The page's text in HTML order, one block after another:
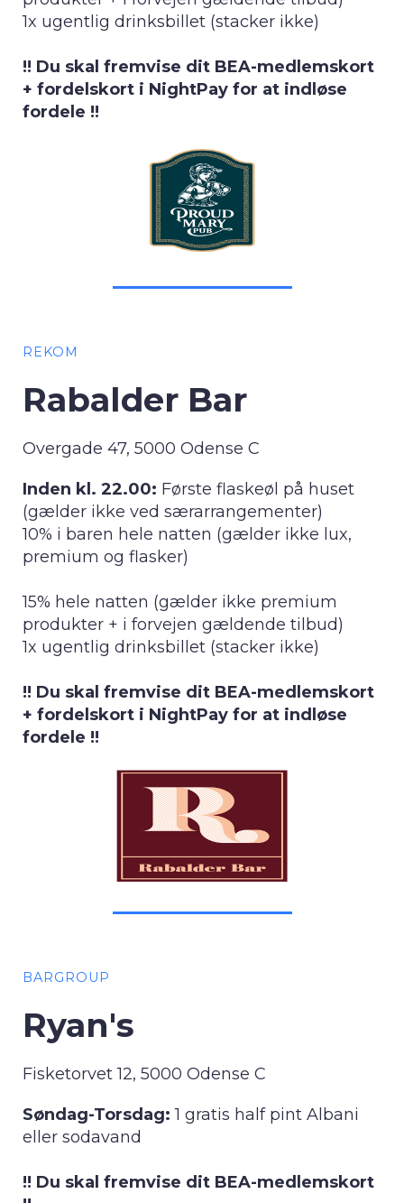
1x ugentlig drinksbillet (stacker ikke)
!! Du skal fremvise dit BEA-medlemskort
+ fordelskort i NightPay for at indløse
fordele !!
REKOM
Rabalder Bar
Overgade 47, 5000 Odense C
Inden kl. 22.00: Første flaskeøl på huset
(gælder ikke ved særarrangementer)
10% i baren hele natten (gælder ikke lux,
premium og flasker)
15% hele natten (gælder ikke premium
produkter + i forvejen gældende tilbud)
1x ugentlig drinksbillet (stacker ikke)
!! Du skal fremvise dit BEA-medlemskort
+ fordelskort i NightPay for at indløse
fordele !!
BARGROUP
Ryan's
Fisketorvet 12, 5000 Odense C
Søndag-Torsdag:1 gratis half pint Albani
eller sodavand
!! Du skal fremvise dit BEA-medlemskort